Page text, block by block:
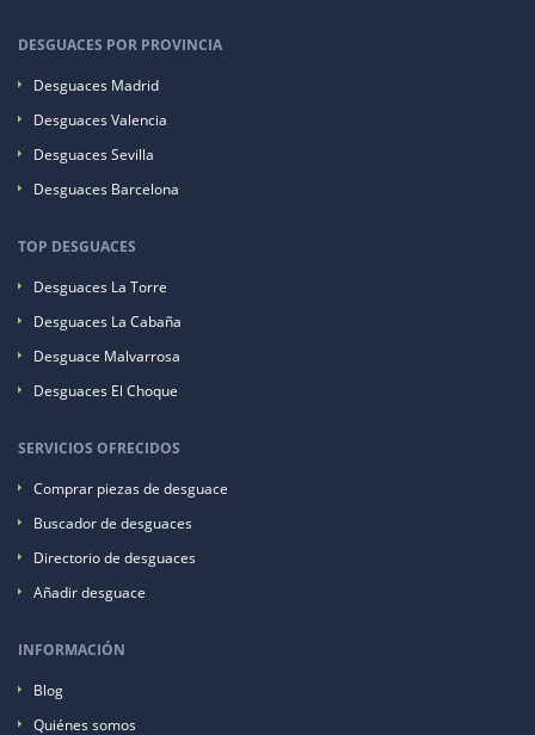
DESGUACES POR PROVINCIA
Desguaces Madrid
Desguaces Valencia
Desguaces Sevilla
Desguaces Barcelona
TOP DESGUACES
Desguaces La Torre
Desguaces La Cabaña
Desguace Malvarrosa
Desguaces El Choque
SERVICIOS OFRECIDOS
Comprar piezas de desguace
Buscador de desguaces
Directorio de desguaces
Añadir desguace
INFORMACIÓN
Blog
Quiénes somos